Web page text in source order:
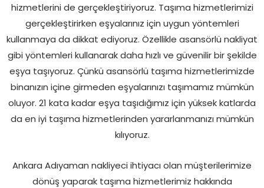
hizmetlerini de gerçekleştiriyoruz. Taşıma hizmetlerimizi
gerçekleştirirken eşyalarınız için uygun yöntemleri
kullanmaya da dikkat ediyoruz. Özellikle asansörlü nakliyat
gibi yöntemleri kullanarak daha hızlı ve güvenilir bir şekilde
eşya taşıyoruz. Çünkü asansörlü taşıma hizmetlerimizde
binanızın içine girmeden eşyalarınızı taşımamız mümkün
oluyor. 21 kata kadar eşya taşıdığımız için yüksek katlarda
da en iyi taşıma hizmetlerinden yararlanmanızı mümkün
kılıyoruz.
Ankara Adıyaman nakliyeci ihtiyacı olan müşterilerimize
dönüş yaparak taşıma hizmetlerimiz hakkında